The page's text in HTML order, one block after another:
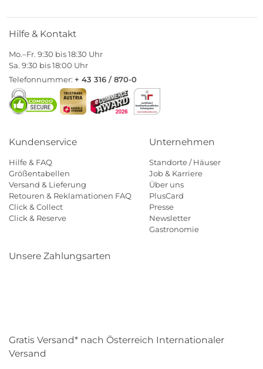
Hilfe & Kontakt
Mo.–Fr. 9:30 bis 18:30 Uhr
Sa. 9:30 bis 18:00 Uhr
Telefonnummer: + 43 316 / 870-0
Kundenservice
Hilfe & FAQ
Größentabellen
Versand & Lieferung
Retouren & Reklamationen FAQ
Click & Collect
Click & Reserve
Unternehmen
Standorte / Häuser
Job & Karriere
Über uns
PlusCard
Presse
Newsletter
Gastronomie
Unsere Zahlungsarten
Gratis Versand* nach Österreich Internationaler
Versand